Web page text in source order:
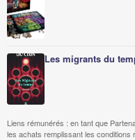
Les migrants du
Liens rémunérés : en tant que
les achats remplissant les conditions